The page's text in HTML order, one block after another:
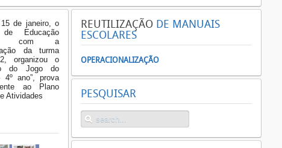
de janeiro, o
Educação
com a
da turma
organizou o
do Jogo do
4º ano”, prova
ao Plano
Atividades
REUTILIZAÇÃO DE MANUAIS
ESCOLARES
OPERACIONALIZAÇÃO
PESQUISAR